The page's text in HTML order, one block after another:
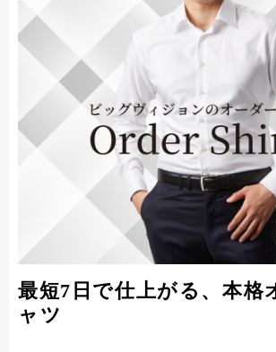
最短7日で仕上がる、本格
ャツ